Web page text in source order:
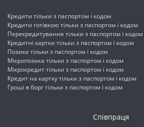
Кредити тільки з паспортом і кодом
Кредити готівкою тільки з паспортом і кодом
Перекредитування тільки з паспортом і кодом
Кредитні картки тільки з паспортом і кодом
Позика тільки з паспортом і кодом
Мікропозика тільки з паспортом і кодом
Мікрокредит тільки з паспортом і кодом
Кредит на картку тільки з паспортом і кодом
Гроші в борг тільки з паспортом і кодом
Співпраця